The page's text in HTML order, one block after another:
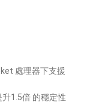
處理器下支援
1.5倍 的穩定性